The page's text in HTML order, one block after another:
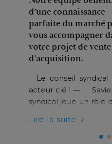
d’une connaissance
parfaite du marché
vous accompagner
votre projet de
d’acquisition.
Le conseil
acteur clé ! —
syndical joue un rôle
obligatoire dans
le lien entre le syndic
Lire la suite